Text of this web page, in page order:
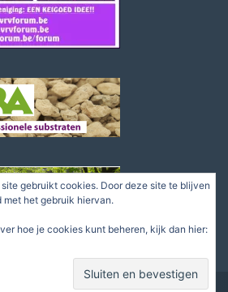
gebruikt cookies. Door deze site te blijven
het gebruik hiervan.
hoe je cookies kunt beheren, kijk dan hier: